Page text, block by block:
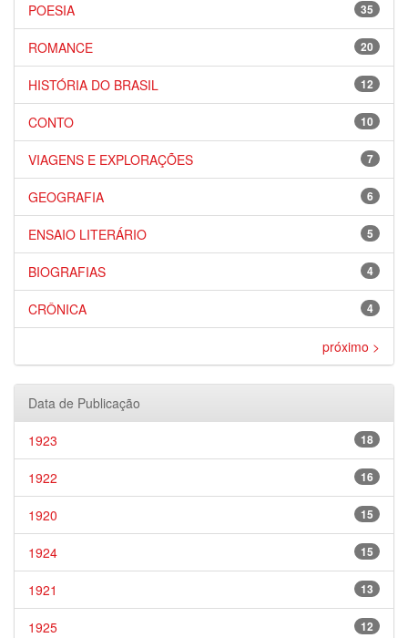
35
POESIA
20
ROMANCE
12
HISTÓRIA DO BRASIL
10
CONTO
7
VIAGENS E EXPLORAÇÕES
6
GEOGRAFIA
5
ENSAIO LITERÁRIO
4
BIOGRAFIAS
4
CRÔNICA
próximo >
Data de Publicação
18
1923
16
1922
15
1920
15
1924
13
1921
12
1925